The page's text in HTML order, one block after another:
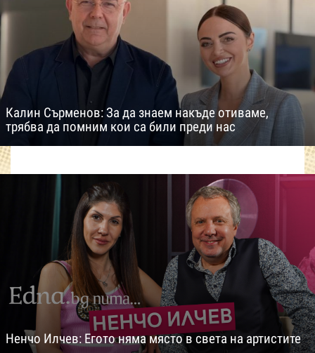
Калин Сърменов: За да знаем накъде отиваме,
трябва да помним кои са били преди нас
Ненчо Илчев: Егото няма място в света на артистите